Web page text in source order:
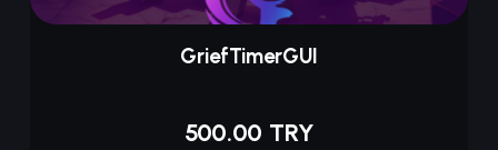
GriefTimerGUI
500.00 TRY